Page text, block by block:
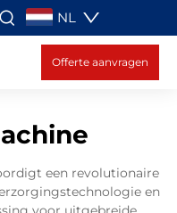
NL
Offerte aanvragen
een revolutionaire
en